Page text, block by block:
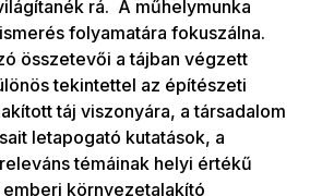
rá. A műhelymunka
folyamatára fokuszálna.
összetevői a tájban végzett
tekintettel az építészeti
táj viszonyára, a társadalom
letapogató kutatások, a
témáinak helyi értékű
környezetalakító